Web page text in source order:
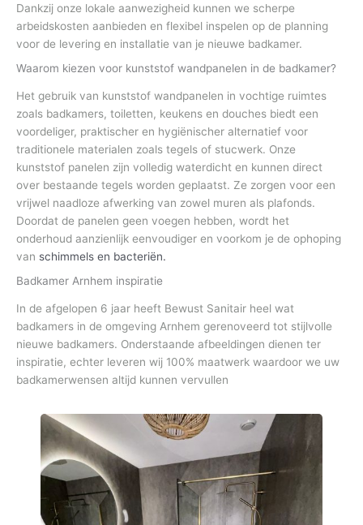
Dankzij onze lokale aanwezigheid kunnen we scherpe
arbeidskosten aanbieden en flexibel inspelen op de planning
voor de levering en installatie van je nieuwe badkamer.
Waarom kiezen voor kunststof wandpanelen in de badkamer?
Het gebruik van kunststof wandpanelen in vochtige ruimtes
zoals badkamers, toiletten, keukens en douches biedt een
voordeliger, praktischer en hygiënischer alternatief voor
traditionele materialen zoals tegels of stucwerk. Onze
kunststof panelen zijn volledig waterdicht en kunnen direct
over bestaande tegels worden geplaatst. Ze zorgen voor een
vrijwel naadloze afwerking van zowel muren als plafonds.
Doordat de panelen geen voegen hebben, wordt het
onderhoud aanzienlijk eenvoudiger en voorkom je de ophoping
van schimmels en bacteriën.
Badkamer Arnhem inspiratie
In de afgelopen 6 jaar heeft Bewust Sanitair heel wat
badkamers in de omgeving Arnhem gerenoveerd tot stijlvolle
nieuwe badkamers. Onderstaande afbeeldingen dienen ter
inspiratie, echter leveren wij 100% maatwerk waardoor we uw
badkamerwensen altijd kunnen vervullen